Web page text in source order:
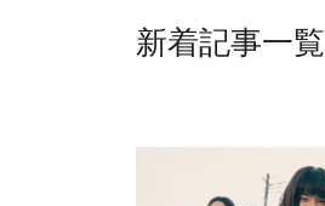
新着記事一覧